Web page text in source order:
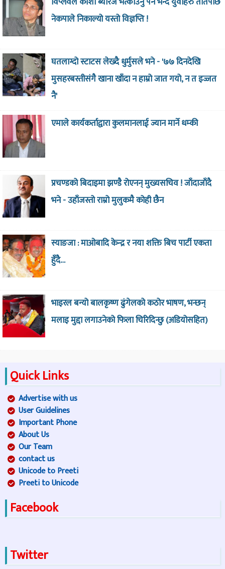
नेकपाले निकाल्यो यस्तो विज्ञप्ति !
घतलाग्दो स्टाटस लेख्दै धुर्मुसले भने - '७७ दिनदेखि
मुसहरबस्तीसंगै खाना खाँदा न हाम्रो जात गयो, न त इज्जत
नै'
एमाले कार्यकर्ताद्वारा कुलमानलाई ज्यान मार्ने धम्की
प्रचण्डको बिदाइमा झण्डै रोएनन् मुख्यसचिव ! जाँदाजाँदै
भने - उहाँजस्तो राम्रो मुलुकमै कोही छैन
स्याङजा : माओबादि केन्द्र र नया शक्ति बिच पार्टी एकता
हुँदै…
भाइरल बन्यो बालकृष्ण ढुंगेलको कठोर भाषण, भन्छन्
मलाइ मुद्दा लगाउनेको फिला चिरिदिन्छु (अडियोसहित)
Quick Links
Advertise with us
User Guidelines
Important Phone
About Us
Our Team
contact us
Unicode to Preeti
Preeti to Unicode
Facebook
Twitter